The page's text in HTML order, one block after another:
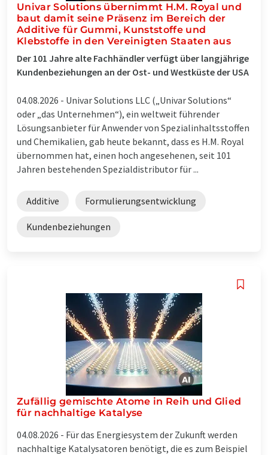
Univar Solutions übernimmt H.M. Royal und
baut damit seine Präsenz im Bereich der
Additive für Gummi, Kunststoffe und
Klebstoffe in den Vereinigten Staaten aus
Der 101 Jahre alte Fachhändler verfügt über langjährige
Kundenbeziehungen an der Ost- und Westküste der USA
04.08.2026 - Univar Solutions LLC („Univar Solutions“
oder „das Unternehmen“), ein weltweit führender
Lösungsanbieter für Anwender von Spezialinhaltsstoffen
und Chemikalien, gab heute bekannt, dass es H.M. Royal
übernommen hat, einen hoch angesehenen, seit 101
Jahren bestehenden Spezialdistributor für ...
Additive Formulierungsentwicklung
Kundenbeziehungen
Zufällig gemischte Atome in Reih und Glied
für nachhaltige Katalyse
04.08.2026 - Für das Energiesystem der Zukunft werden
nachhaltige Katalysatoren benötigt, die es zum Beispiel